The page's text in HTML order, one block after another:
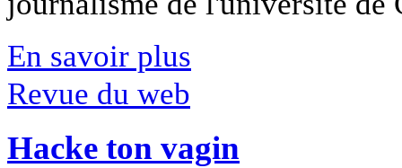
En savoir plus
Revue du web
Hacke ton vagin